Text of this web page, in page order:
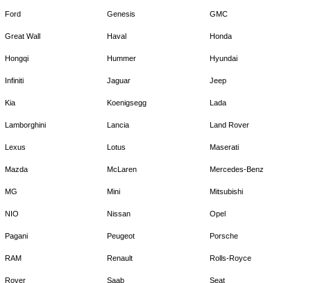
Ford Genesis GMC
Great Wall Haval Honda
Hongqi Hummer Hyundai
Infiniti Jaguar Jeep
Kia Koenigsegg Lada
Lamborghini Lancia Land Rover
Lexus Lotus Maserati
Mazda McLaren Mercedes-Benz
MG Mini Mitsubishi
NIO Nissan Opel
Pagani Peugeot Porsche
RAM Renault Rolls-Royce
Rover Saab Seat